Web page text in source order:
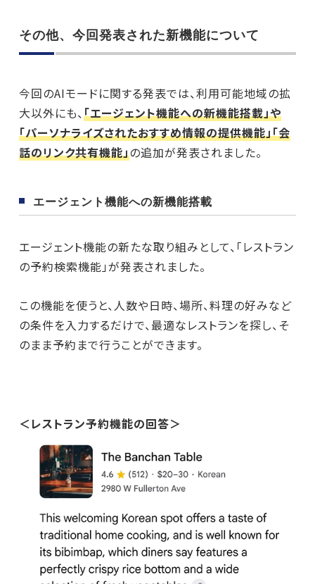
その他、今回発表された新機能について
今回のAIモードに関する発表では、利用可能地域の拡
大以外にも、「エージェント機能への新機能搭載」や
「パーソナライズされたおすすめ情報の提供機能」「会
話のリンク共有機能」の追加が発表されました。
エージェント機能への新機能搭載
エージェント機能の新たな取り組みとして、「レストラン
の予約検索機能」が発表されました。
この機能を使うと、人数や日時、場所、料理の好みなど
の条件を入力するだけで、最適なレストランを探し、そ
のまま予約まで行うことができます。
＜レストラン予約機能の回答＞